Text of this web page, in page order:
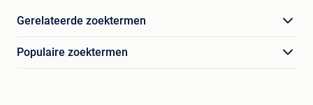
Gerelateerde zoektermen
Populaire zoektermen